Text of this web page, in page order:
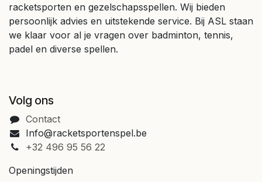
racketsporten en gezelschapsspellen. Wij bieden
persoonlijk advies en uitstekende service. Bij ASL staan
we klaar voor al je vragen over badminton, tennis,
padel en diverse spellen.
Volg ons
Contact
Info@racketsportenspel.be
+32 496 95 56 22
Openingstijden